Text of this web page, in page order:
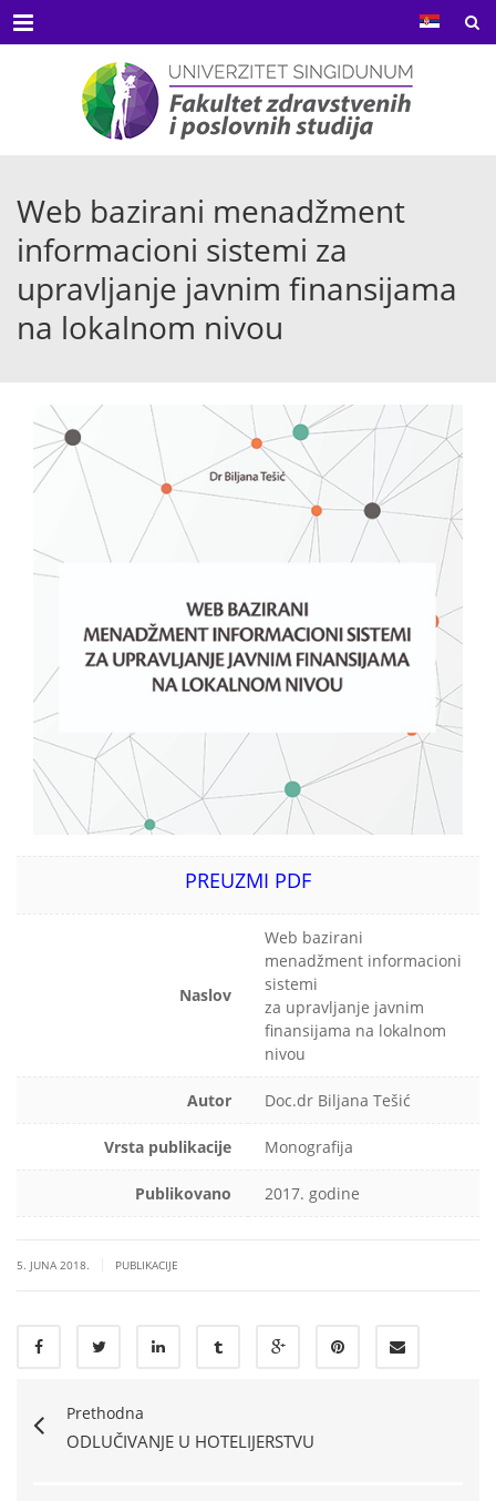
Menu
Web bazirani menadžment
informacioni sistemi za
upravljanje javnim finansijama
na lokalnom nivou
PREUZMI PDF
Naslov
Web bazirani
menadžment informacioni
sistemi
za upravljanje javnim
finansijama na lokalnom
nivou
Autor Doc.dr Biljana Tešić
Vrsta publikacije Monografija
Publikovano 2017. godine
5. JUNA 2018. PUBLIKACIJE
Prethodna
ODLUČIVANJE U HOTELIJERSTVU